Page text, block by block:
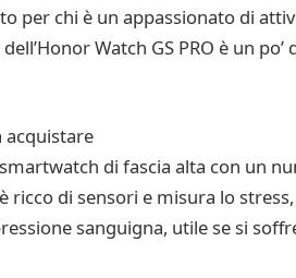
per chi è un appassionato di
Watch GS PRO è un
smartwatch di fascia alta con
ricco di sensori e misura lo
sanguigna, utile se si